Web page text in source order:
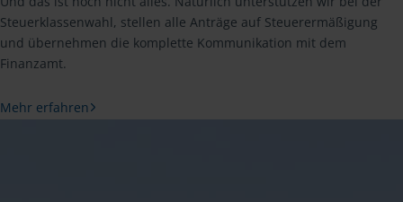
Steuerklassenwahl, stellen alle Anträge auf Steuerermäßigung
und übernehmen die komplette Kommunikation mit dem
Finanzamt.
Mehr erfahren